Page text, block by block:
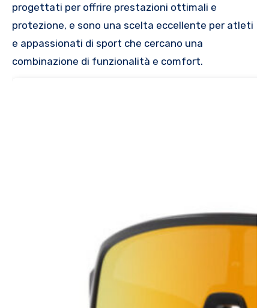
progettati per offrire prestazioni ottimali e
protezione, e sono una scelta eccellente per atleti
e appassionati di sport che cercano una
combinazione di funzionalità e comfort.